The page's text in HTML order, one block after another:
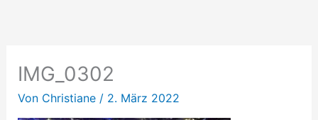
IMG_0302
Von Christiane / 2. März 2022